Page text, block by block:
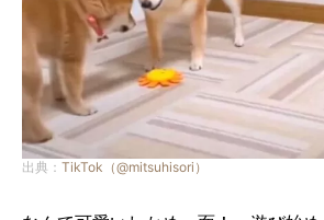
出典： TikTok（@mitsuhisori）